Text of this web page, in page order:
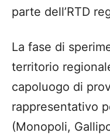
parte dell’RTD
La fase di
territorio
capoluogo di
rappresentativo
(Monopoli,